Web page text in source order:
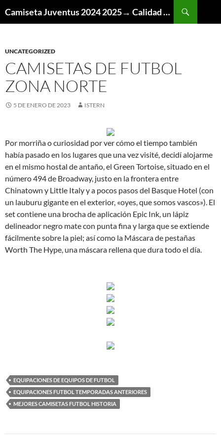
Camiseta Juventus 2024 2025→ Calidad Thai AAA
UNCATEGORIZED
CAMISETAS DE FUTBOL
ZONA NORTE
5 DE ENERO DE 2023 ISTERN
Por morriña o curiosidad por ver cómo el tiempo también
había pasado en los lugares que una vez visité, decidí alojarme
en el mismo hostal de antaño, el Green Tortoise, situado en el
número 494 de Broadway, justo en la frontera entre
Chinatown y Little Italy y a pocos pasos del Basque Hotel (con
un lauburu gigante en el exterior, «oyes, que somos vascos»). El
set contiene una brocha de aplicación Epic Ink, un lápiz
delineador negro mate con punta fina y larga que se extiende
fácilmente sobre la piel; así como la Máscara de pestañas
Worth The Hype, una máscara rellena que dura todo el día.
EQUIPACIONES DE EQUIPOS DE FUTBOL
EQUIPACIONES FUTBOL TEMPORADAS ANTERIORES
MEJORES CAMISETAS FUTBOL HISTORIA